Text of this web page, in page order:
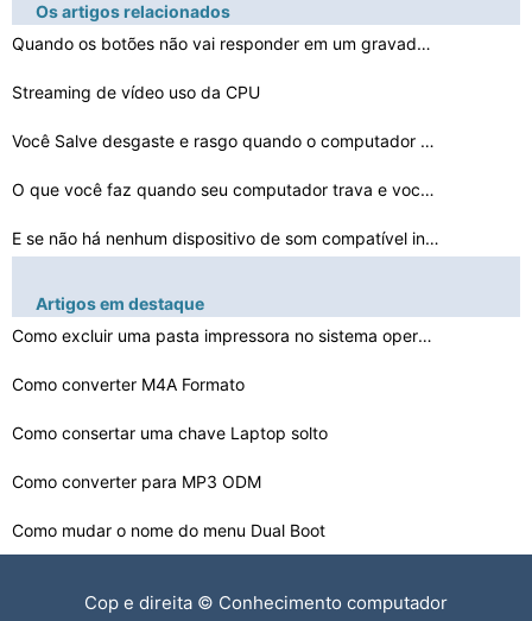
Os artigos relacionados
Quando os botões não vai responder em um gravador de …
Streaming de vídeo uso da CPU
Você Salve desgaste e rasgo quando o computador está …
O que você faz quando seu computador trava e você nã…
E se não há nenhum dispositivo de som compatível ins…
Como corrigir Bluetooth e Wi-Fi Interferência
O que está causando o Wi -Fi para Act Up
Artigos em destaque
Como excluir uma pasta impressora no sistema operaciona…
Como converter M4A Formato
Como consertar uma chave Laptop solto
Como converter para MP3 ODM
Como mudar o nome do menu Dual Boot
Cop e direita © Conhecimento computador